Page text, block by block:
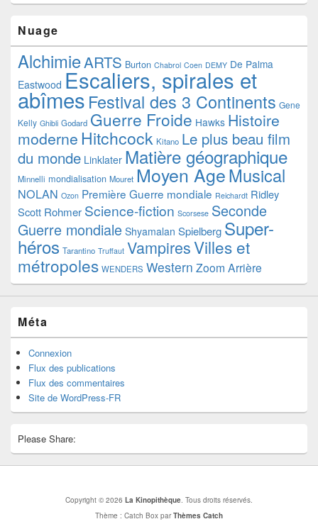
Nuage
AlchimieARTS Burton Chabrol Coen DEMY De Palma
Eastwood Escaliers, spirales et
abîmes Festival des 3 Continents Gene
Kelly Ghibli Godard Guerre Froide Hawks Histoire
moderne Hitchcock Kitano Le plus beau film
du monde Linklater Matière géographique
Minnelli mondialisation Mouret Moyen AgeMusical
NOLAN Ozon Première Guerre mondiale Reichardt Ridley
Scott Rohmer Science-fiction Scorsese Seconde
Guerre mondiale Shyamalan Spielberg Super-
héros Tarantino Truffaut VampiresVilles et
métropoles WENDERS Western Zoom Arrière
Méta
Connexion
Flux des publications
Flux des commentaires
Site de WordPress-FR
Please Share:
Copyright © 2026 La Kinopithèque. Tous droits réservés.
Thème : Catch Box parThèmes Catch